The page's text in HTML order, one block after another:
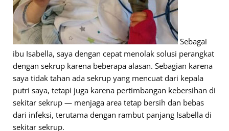
Sebagai
ibu Isabella, saya dengan cepat menolak solusi perangkat
dengan sekrup karena beberapa alasan. Sebagian karena
saya tidak tahan ada sekrup yang mencuat dari kepala
putri saya, tetapi juga karena pertimbangan kebersihan di
sekitar sekrup — menjaga area tetap bersih dan bebas
dari infeksi, terutama dengan rambut panjang Isabella di
sekitar sekrup.